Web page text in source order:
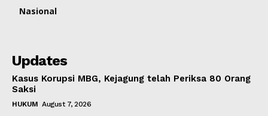
Nasional
Updates
Kasus Korupsi MBG, Kejagung telah Periksa 80 Orang
Saksi
HUKUM August 7, 2026